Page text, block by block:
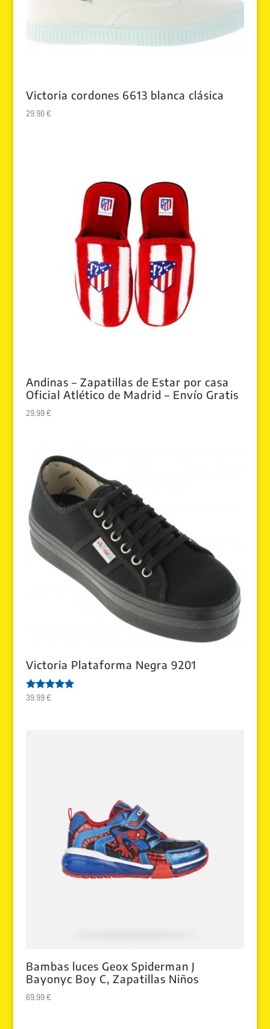
Victoria cordones 6613 blanca clásica
29.90€
Andinas – Zapatillas de Estar por casa
Oficial Atlético de Madrid – Envío Gratis
29.99€
Victoria Plataforma Negra 9201
Valorado
39.99€
Bambas luces Geox Spiderman J
Bayonyc Boy C, Zapatillas Niños
69.99€